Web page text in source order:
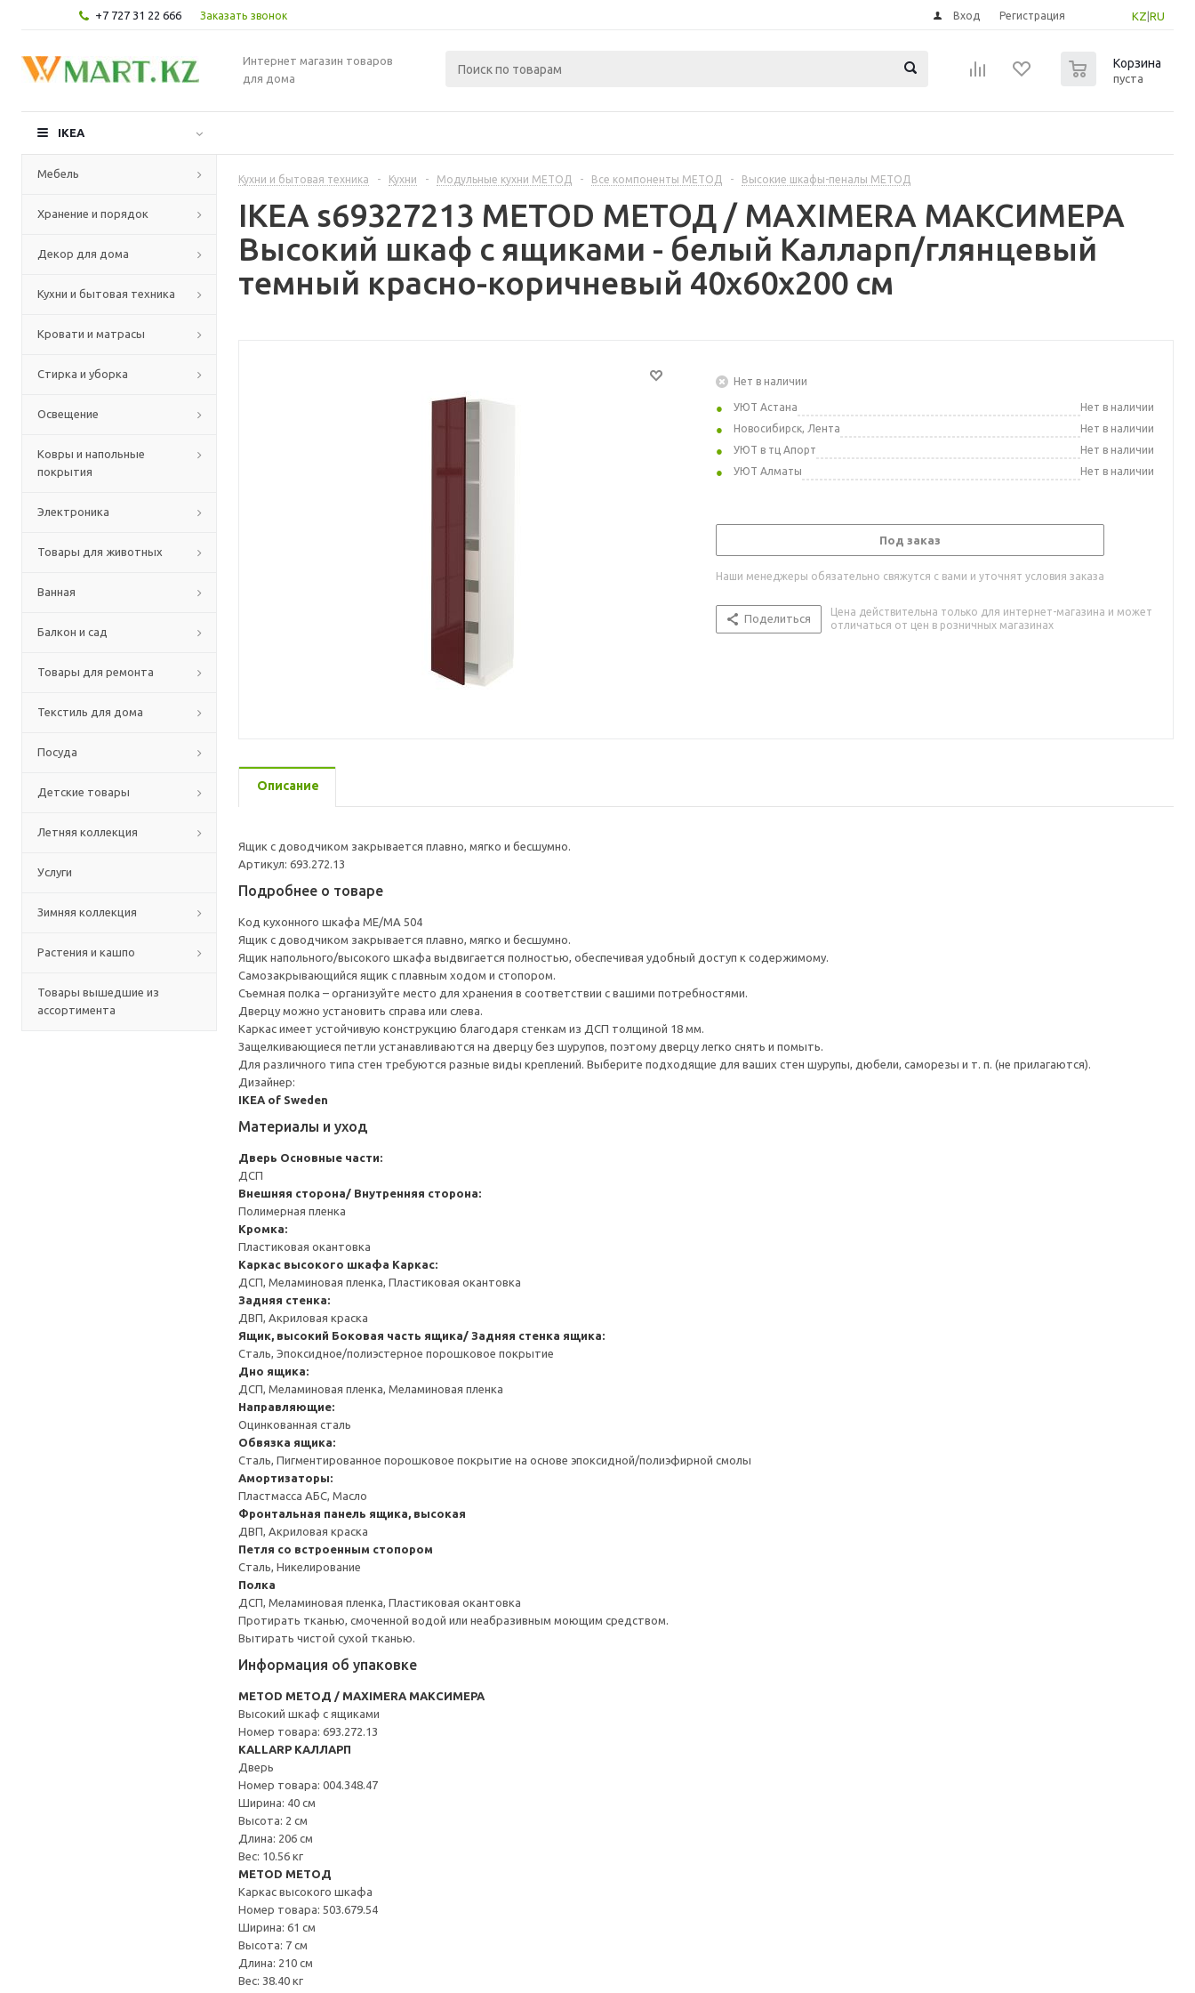
+7 727 31 22 666 Заказать звонок KZ RU
Вход Регистрация
Интернет магазин товаров
для дома
Корзина
пуста
IKEA
Мебель
Хранение и порядок
Декор для дома
Кухни и бытовая техника
Кровати и матрасы
Стирка и уборка
Освещение
Ковры и напольные
покрытия
Электроника
Товары для животных
Ванная
Балкон и сад
Товары для ремонта
Текстиль для дома
Посуда
Детские товары
Летняя коллекция
Услуги
Зимняя коллекция
Растения и кашпо
Товары вышедшие из
ассортимента
Кухни и бытовая техника - Кухни - Модульные кухни МЕТОД - Все компоненты МЕТОД - Высокие шкафы-пеналы МЕТОД
IKEA s69327213 METOD МЕТОД / MAXIMERA МАКСИМЕРА
Высокий шкаф с ящиками - белый Калларп/глянцевый
темный красно-коричневый 40x60x200 см
Нет в наличии
УЮТ Астана
Нет в наличии
Новосибирск, Лента
Нет в наличии
УЮТ в тц Апорт
Нет в наличии
УЮТ Алматы
Нет в наличии
Под заказ
Наши менеджеры обязательно свяжутся с вами и уточнят условия заказа
Поделиться
Цена действительна только для интернет-магазина и может
отличаться от цен в розничных магазинах
Описание
Ящик с доводчиком закрывается плавно, мягко и бесшумно.
Артикул: 693.272.13
Подробнее о товаре
Код кухонного шкафа ME/MA 504
Ящик с доводчиком закрывается плавно, мягко и бесшумно.
Ящик напольного/высокого шкафа выдвигается полностью, обеспечивая удобный доступ к содержимому.
Cамозакрывающийся ящик с плавным ходом и стопором.
Съемная полка – организуйте место для хранения в соответствии с вашими потребностями.
Дверцу можно установить справа или слева.
Каркас имеет устойчивую конструкцию благодаря стенкам из ДСП толщиной 18 мм.
Защелкивающиеся петли устанавливаются на дверцу без шурупов, поэтому дверцу легко снять и помыть.
Для различного типа стен требуются разные виды креплений. Выберите подходящие для ваших стен шурупы, дюбели, саморезы и т. п. (не прилагаются).
Дизайнер:
IKEA of Sweden
Материалы и уход
Дверь Основные части:
ДСП
Внешняя сторона/ Внутренняя сторона:
Полимерная пленка
Кромка:
Пластиковая окантовка
Каркас высокого шкафа Каркас:
ДСП, Меламиновая пленка, Пластиковая окантовка
Задняя стенка:
ДВП, Акриловая краска
Ящик, высокий Боковая часть ящика/ Задняя стенка ящика:
Сталь, Эпоксидное/полиэстерное порошковое покрытие
Дно ящика:
ДСП, Меламиновая пленка, Меламиновая пленка
Направляющие:
Оцинкованная сталь
Обвязка ящика:
Сталь, Пигментированное порошковое покрытие на основе эпоксидной/полиэфирной смолы
Амортизаторы:
Пластмасса АБС, Масло
Фронтальная панель ящика, высокая
ДВП, Акриловая краска
Петля со встроенным стопором
Сталь, Никелирование
Полка
ДСП, Меламиновая пленка, Пластиковая окантовка
Протирать тканью, смоченной водой или неабразивным моющим средством.
Вытирать чистой сухой тканью.
Информация об упаковке
METOD МЕТОД / MAXIMERA МАКСИМЕРА
Высокий шкаф с ящиками
Номер товара: 693.272.13
KALLARP КАЛЛАРП
Дверь
Номер товара: 004.348.47
Ширина: 40 см
Высота: 2 см
Длина: 206 см
Вес: 10.56 кг
METOD МЕТОД
Каркас высокого шкафа
Номер товара: 503.679.54
Ширина: 61 см
Высота: 7 см
Длина: 210 см
Вес: 38.40 кг